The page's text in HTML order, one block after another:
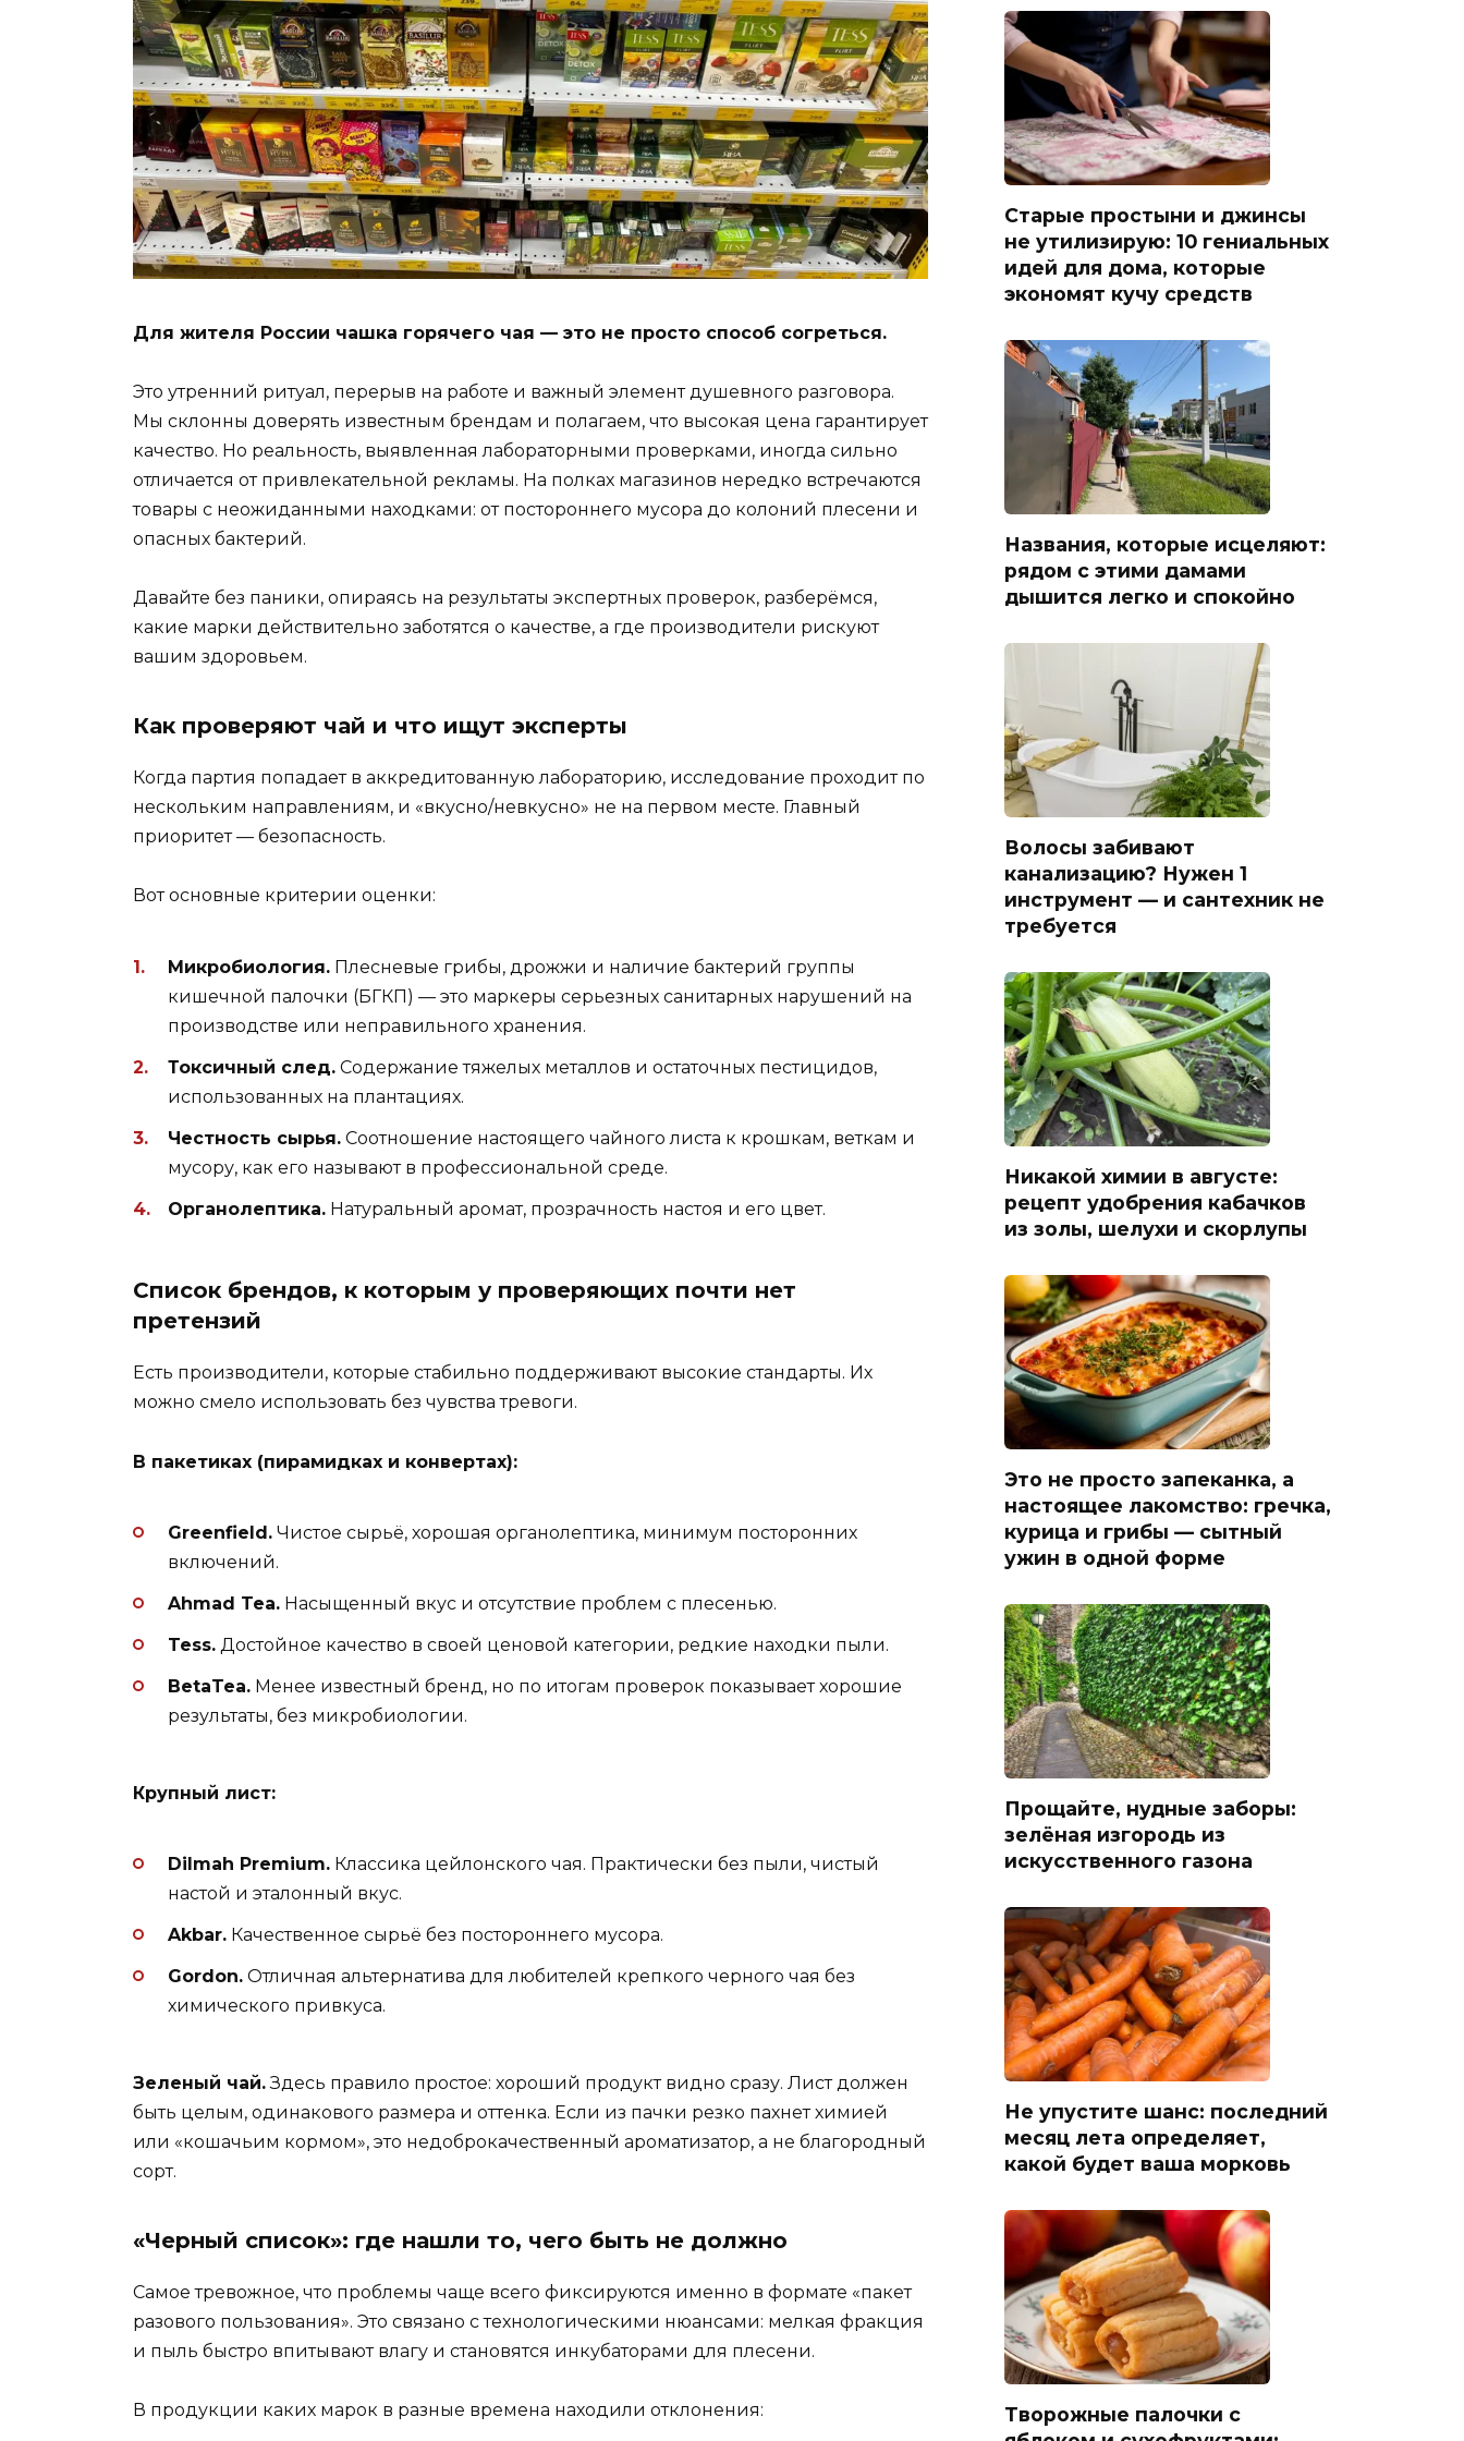
Для жителя России чашка горячего чая — это не просто способ согреться.
Это утренний ритуал, перерыв на работе и важный элемент душевного разговора.
Мы склонны доверять известным брендам и полагаем, что высокая цена гарантирует
качество. Но реальность, выявленная лабораторными проверками, иногда сильно
отличается от привлекательной рекламы. На полках магазинов нередко встречаются
товары с неожиданными находками: от постороннего мусора до колоний плесени и
опасных бактерий.
Давайте без паники, опираясь на результаты экспертных проверок, разберёмся,
какие марки действительно заботятся о качестве, а где производители рискуют
вашим здоровьем.
Как проверяют чай и что ищут эксперты
Когда партия попадает в аккредитованную лабораторию, исследование проходит по
нескольким направлениям, и «вкусно/невкусно» не на первом месте. Главный
приоритет — безопасность.
Вот основные критерии оценки:
Микробиология. Плесневые грибы, дрожжи и наличие бактерий группы
кишечной палочки (БГКП) — это маркеры серьезных санитарных нарушений на
производстве или неправильного хранения.
Токсичный след. Содержание тяжелых металлов и остаточных пестицидов,
использованных на плантациях.
Честность сырья. Соотношение настоящего чайного листа к крошкам, веткам и
мусору, как его называют в профессиональной среде.
Органолептика. Натуральный аромат, прозрачность настоя и его цвет.
Список брендов, к которым у проверяющих почти нет
претензий
Есть производители, которые стабильно поддерживают высокие стандарты. Их
можно смело использовать без чувства тревоги.
В пакетиках (пирамидках и конвертах):
Greenfield. Чистое сырьё, хорошая органолептика, минимум посторонних
включений.
Ahmad Tea. Насыщенный вкус и отсутствие проблем с плесенью.
Tess. Достойное качество в своей ценовой категории, редкие находки пыли.
BetaTea. Менее известный бренд, но по итогам проверок показывает хорошие
результаты, без микробиологии.
Крупный лист:
Dilmah Premium. Классика цейлонского чая. Практически без пыли, чистый
настой и эталонный вкус.
Akbar. Качественное сырьё без постороннего мусора.
Gordon. Отличная альтернатива для любителей крепкого черного чая без
химического привкуса.
Зеленый чай.Здесь правило простое: хороший продукт видно сразу. Лист должен
быть целым, одинакового размера и оттенка. Если из пачки резко пахнет химией
или «кошачьим кормом», это недоброкачественный ароматизатор, а не благородный
сорт.
«Черный список»: где нашли то, чего быть не должно
Самое тревожное, что проблемы чаще всего фиксируются именно в формате «пакет
разового пользования». Это связано с технологическими нюансами: мелкая фракция
и пыль быстро впитывают влагу и становятся инкубаторами для плесени.
В продукции каких марок в разные времена находили отклонения:
Старые простыни и джинсы
не утилизирую: 10 гениальных
идей для дома, которые
экономят кучу средств
Названия, которые исцеляют:
рядом с этими дамами
дышится легко и спокойно
Волосы забивают
канализацию? Нужен 1
инструмент — и сантехник не
требуется
Никакой химии в августе:
рецепт удобрения кабачков
из золы, шелухи и скорлупы
Это не просто запеканка, а
настоящее лакомство: гречка,
курица и грибы — сытный
ужин в одной форме
Прощайте, нудные заборы:
зелёная изгородь из
искусственного газона
Не упустите шанс: последний
месяц лета определяет,
какой будет ваша морковь
Творожные палочки с